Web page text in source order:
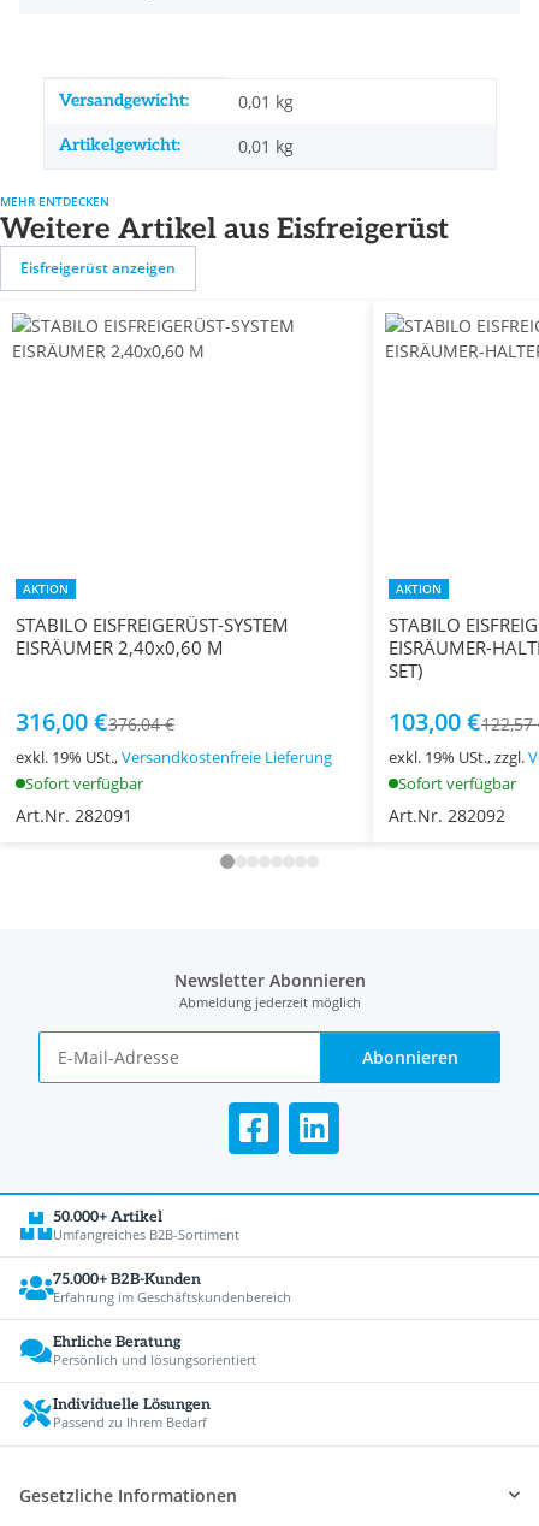
Produkteigenschaft
Wert
Versandgewicht: 0,01 kg
Artikelgewicht: 0,01 kg
MEHR ENTDECKEN
Weitere Artikel aus Eisfreigerüst
Eisfreigerüst anzeigen
AKTION
STABILO EISFREIGERÜST-SYSTEM
EISRÄUMER 2,40x0,60 M
316,00 €376,04 €
exkl. 19% USt.,Versandkostenfreie Lieferung
Sofort verfügbar
Art.Nr. 282091
AKTION
STABILO
EISRÄUMER-
SET)
103,00 €122,57
exkl. 19% USt., zzgl.
Sofort verfügbar
Art.Nr. 282092
Newsletter Abonnieren
Abmeldung jederzeit möglich
Abonnieren
50.000+ Artikel
Umfangreiches B2B-Sortiment
75.000+ B2B-Kunden
Erfahrung im Geschäftskundenbereich
Ehrliche Beratung
Persönlich und lösungsorientiert
Individuelle Lösungen
Passend zu Ihrem Bedarf
Gesetzliche Informationen